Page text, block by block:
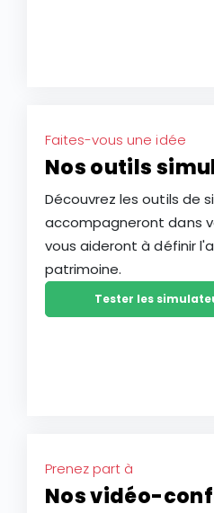
Faites-vous une idée
Nos outils
Découvrez les outils de
accompagneront dans
vous aideront à définir
patrimoine.
Tester les
Prenez part à
Nos vidéo-